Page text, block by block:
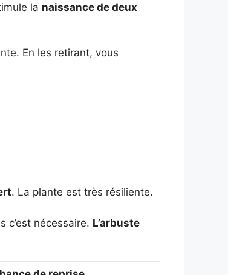
la naissance de deux
En les retirant, vous
. La plante est très résiliente.
c’est nécessaire. L’arbuste